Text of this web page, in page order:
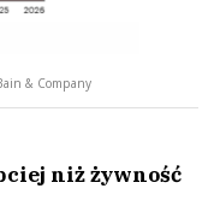
& Company
niż żywność